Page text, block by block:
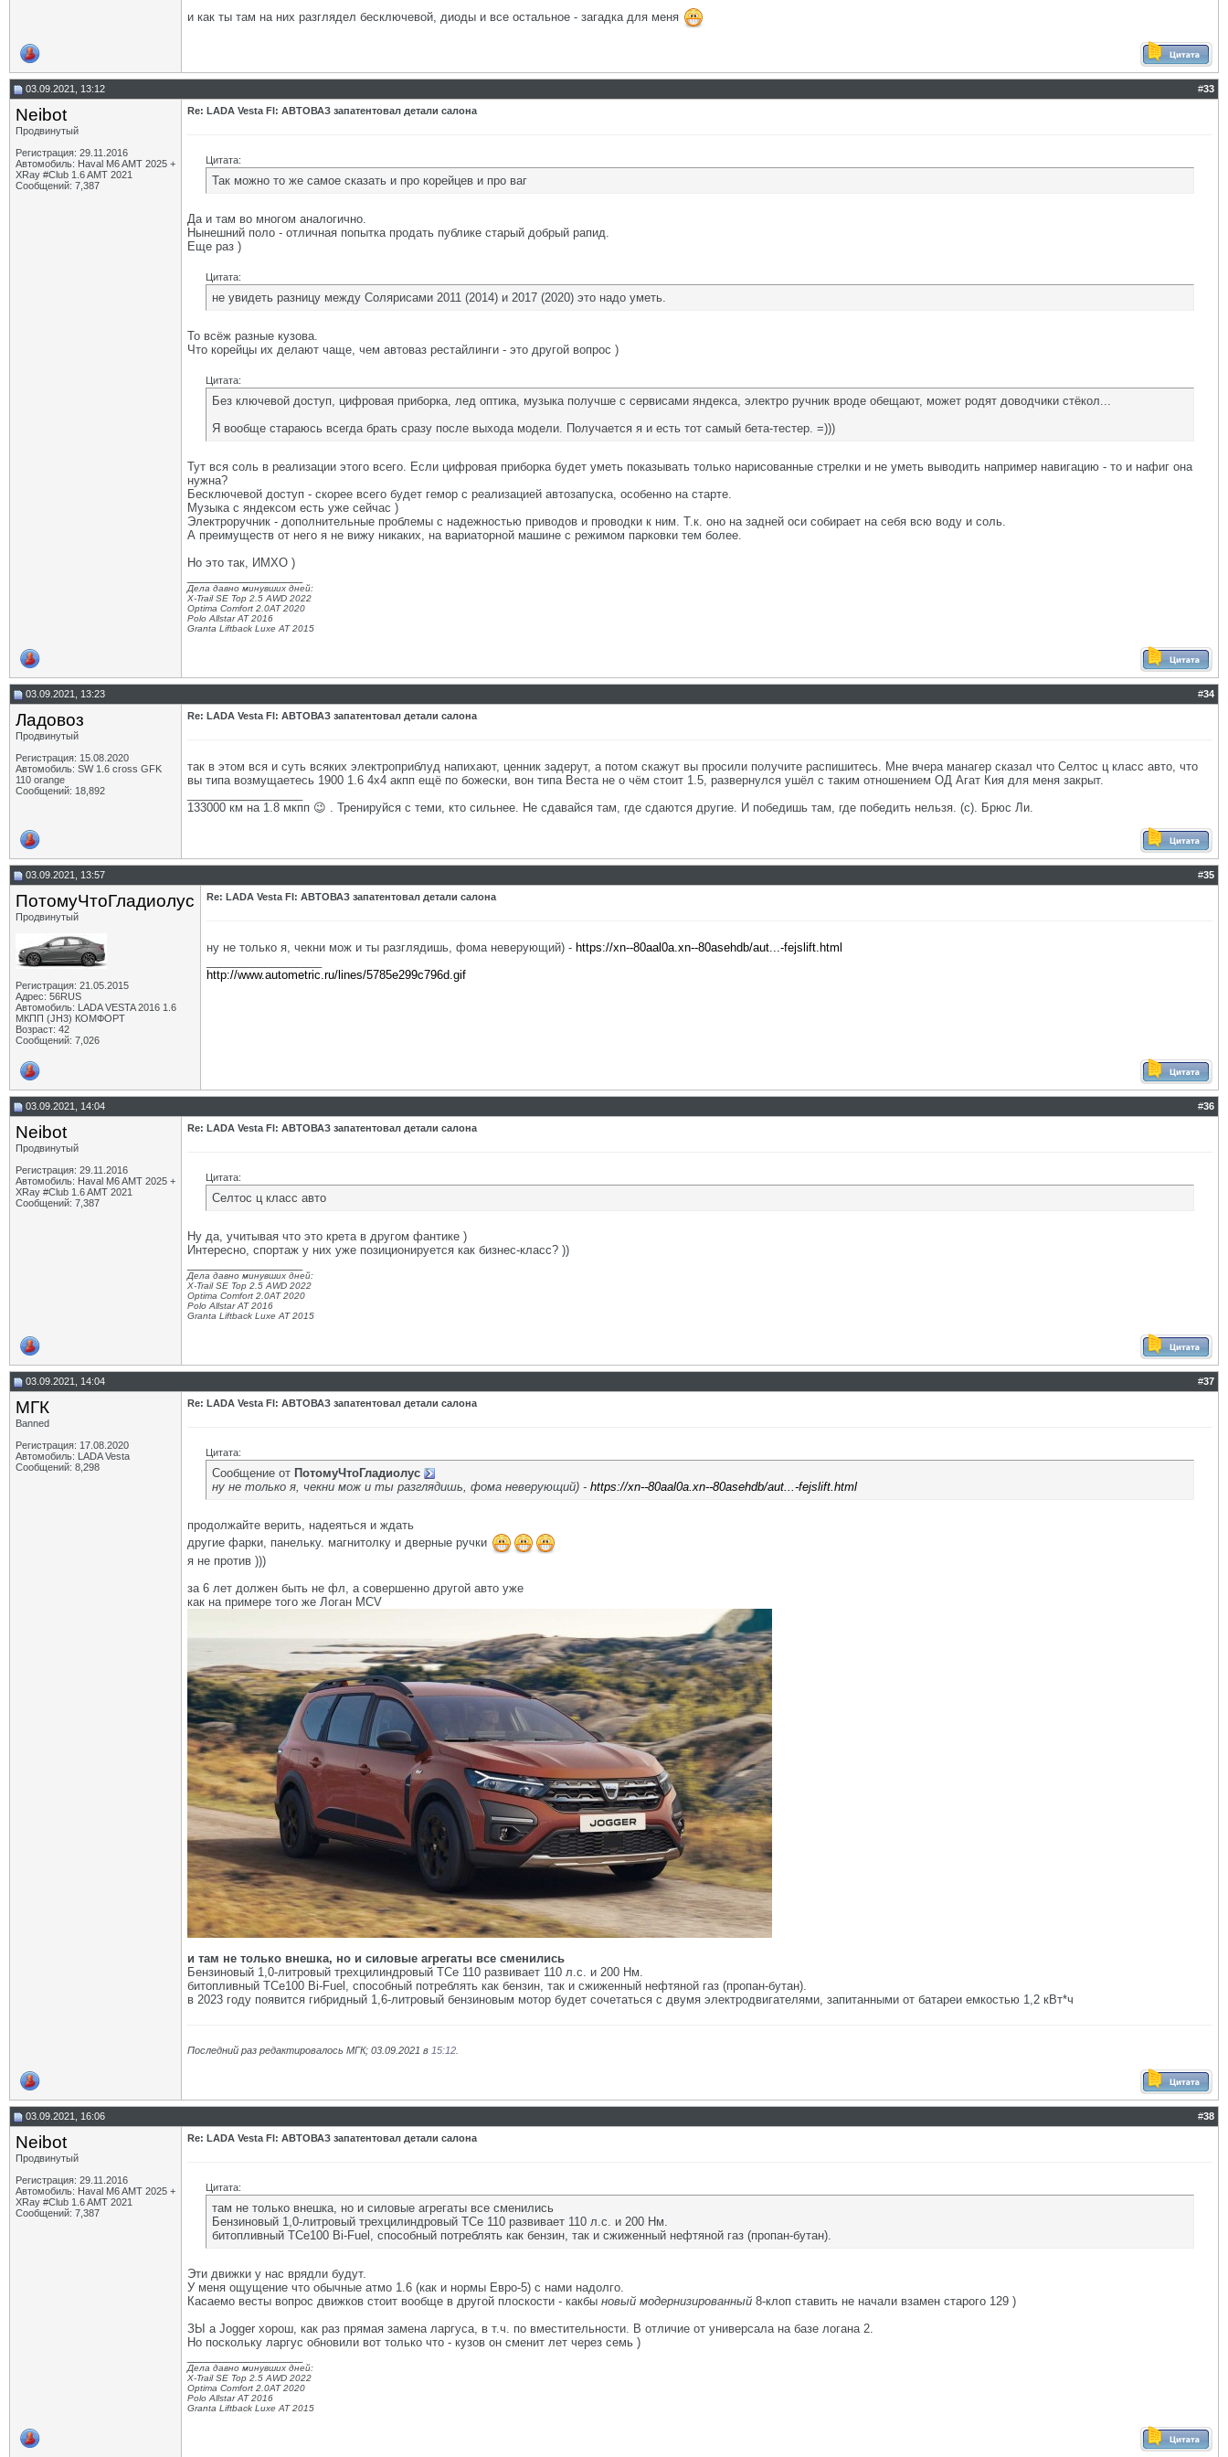
и как ты там на них разглядел бесключевой, диоды и все остальное - загадка для меня
03.09.2021, 13:12 #33
Neibot
Продвинутый
Регистрация: 29.11.2016
Автомобиль: Haval M6 AMT 2025 +
XRay #Club 1.6 AMT 2021
Сообщений: 7,387
Re: LADA Vesta Fl: АВТОВАЗ запатентовал детали салона
Цитата:
Так можно то же самое сказать и про корейцев и про ваг
Да и там во многом аналогично.
Нынешний поло - отличная попытка продать публике старый добрый рапид.
Еще раз )
Цитата:
не увидеть разницу между Солярисами 2011 (2014) и 2017 (2020) это надо уметь.
То всёж разные кузова.
Что корейцы их делают чаще, чем автоваз рестайлинги - это другой вопрос )
Цитата:
Без ключевой доступ, цифровая приборка, лед оптика, музыка получше с сервисами яндекса, электро ручник вроде обещают, может родят доводчики стёкол...
Я вообще стараюсь всегда брать сразу после выхода модели. Получается я и есть тот самый бета-тестер. =)))
Тут вся соль в реализации этого всего. Если цифровая приборка будет уметь показывать только нарисованные стрелки и не уметь выводить например навигацию - то и нафиг она
нужна?
Бесключевой доступ - скорее всего будет гемор с реализацией автозапуска, особенно на старте.
Музыка с яндексом есть уже сейчас )
Электроручник - дополнительные проблемы с надежностью приводов и проводки к ним. Т.к. оно на задней оси собирает на себя всю воду и соль.
А преимуществ от него я не вижу никаких, на вариаторной машине с режимом парковки тем более.
Но это так, ИМХО )
Дела давно минувших дней:
X-Trail SE Top 2.5 AWD 2022
Optima Comfort 2.0AT 2020
Polo Allstar AT 2016
Granta Liftback Luxe AT 2015
03.09.2021, 13:23 #34
Ладовоз
Продвинутый
Регистрация: 15.08.2020
Автомобиль: SW 1.6 cross GFK
110 orange
Сообщений: 18,892
Re: LADA Vesta Fl: АВТОВАЗ запатентовал детали салона
так в этом вся и суть всяких электроприблуд напихают, ценник задерут, а потом скажут вы просили получите распишитесь. Мне вчера манагер сказал что Селтос ц класс авто, что
вы типа возмущаетесь 1900 1.6 4х4 акпп ещё по божески, вон типа Веста не о чём стоит 1.5, развернулся ушёл с таким отношением ОД Агат Кия для меня закрыт.
133000 км на 1.8 мкпп 😉 . Тренируйся с теми, кто сильнее. Не сдавайся там, где сдаются другие. И победишь там, где победить нельзя. (с). Брюс Ли.
03.09.2021, 13:57 #35
ПотомуЧтоГладиолус
Продвинутый
Регистрация: 21.05.2015
Адрес: 56RUS
Автомобиль: LADA VESTA 2016 1.6
МКПП (JH3) КОМФОРТ
Возраст: 42
Сообщений: 7,026
Re: LADA Vesta Fl: АВТОВАЗ запатентовал детали салона
ну не только я, чекни мож и ты разглядишь, фома неверующий) - https://xn--80aal0a.xn--80asehdb/aut...-fejslift.html
http://www.autometric.ru/lines/5785e299c796d.gif
03.09.2021, 14:04 #36
Neibot
Продвинутый
Регистрация: 29.11.2016
Автомобиль: Haval M6 AMT 2025 +
XRay #Club 1.6 AMT 2021
Сообщений: 7,387
Re: LADA Vesta Fl: АВТОВАЗ запатентовал детали салона
Цитата:
Селтос ц класс авто
Ну да, учитывая что это крета в другом фантике )
Интересно, спортаж у них уже позиционируется как бизнес-класс? ))
Дела давно минувших дней:
X-Trail SE Top 2.5 AWD 2022
Optima Comfort 2.0AT 2020
Polo Allstar AT 2016
Granta Liftback Luxe AT 2015
03.09.2021, 14:04 #37
МГК
Banned
Регистрация: 17.08.2020
Автомобиль: LADA Vesta
Сообщений: 8,298
Re: LADA Vesta Fl: АВТОВАЗ запатентовал детали салона
Цитата:
Сообщение от ПотомуЧтоГладиолус
ну не только я, чекни мож и ты разглядишь, фома неверующий) - https://xn--80aal0a.xn--80asehdb/aut...-fejslift.html
продолжайте верить, надеяться и ждать
другие фарки, панельку. магнитолку и дверные ручки
я не против )))
за 6 лет должен быть не фл, а совершенно другой авто уже
как на примере того же Логан MCV
и там не только внешка, но и силовые агрегаты все сменились
Бензиновый 1,0-литровый трехцилиндровый TCe 110 развивает 110 л.с. и 200 Нм.
битопливный TCe100 Bi-Fuel, способный потреблять как бензин, так и сжиженный нефтяной газ (пропан-бутан).
в 2023 году появится гибридный 1,6-литровый бензиновым мотор будет сочетаться с двумя электродвигателями, запитанными от батареи емкостью 1,2 кВт*ч
Последний раз редактировалось МГК; 03.09.2021 в 15:12
03.09.2021, 16:06 #38
Neibot
Продвинутый
Регистрация: 29.11.2016
Автомобиль: Haval M6 AMT 2025 +
XRay #Club 1.6 AMT 2021
Сообщений: 7,387
Re: LADA Vesta Fl: АВТОВАЗ запатентовал детали салона
Цитата:
там не только внешка, но и силовые агрегаты все сменились
Бензиновый 1,0-литровый трехцилиндровый TCe 110 развивает 110 л.с. и 200 Нм.
битопливный TCe100 Bi-Fuel, способный потреблять как бензин, так и сжиженный нефтяной газ (пропан-бутан).
Эти движки у нас врядли будут.
У меня ощущение что обычные атмо 1.6 (как и нормы Евро-5) с нами надолго.
Касаемо весты вопрос движков стоит вообще в другой плоскости - какбы новый модернизированный 8-клоп ставить не начали взамен старого 129 )
ЗЫ а Jogger хорош, как раз прямая замена ларгуса, в т.ч. по вместительности. В отличие от универсала на базе логана 2.
Но поскольку ларгус обновили вот только что - кузов он сменит лет через семь )
Дела давно минувших дней:
X-Trail SE Top 2.5 AWD 2022
Optima Comfort 2.0AT 2020
Polo Allstar AT 2016
Granta Liftback Luxe AT 2015